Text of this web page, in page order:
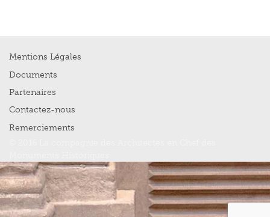
Mentions Légales
Documents
Partenaires
Contactez-nous
Remerciements